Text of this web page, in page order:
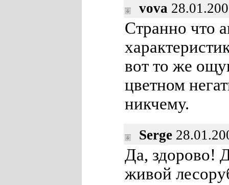
vova
Странно что
вот то же
цветном
никчему.
Serge
Да, здорово!
живой